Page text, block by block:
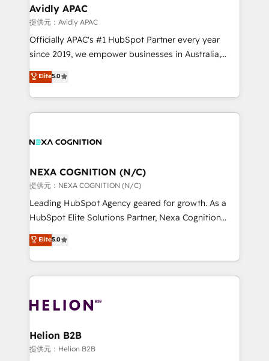
traffic, generates better leads and crushes your
revenue goals. We've worked with thousands of
HubSpot customers and we'd love to work with you
too! Clients come to us for: Advanced CRM solutions
HubSpot Data System Migrations between systems
to HubSpot New lead generation strategies Time-
Avidly APAC
提供元：Avidly APAC
Officially APAC's #1 HubSpot Partner every year
since 2019, we empower businesses in Australia,
New Zealand, and globally to realise their full
potential through enterprise HubSpot CRM
implementation. And we deliver best practice across
the whole HubSpot platform, covering marketing,
all businesses, from start-up to Enterprise, and have
the world. Our human approach to digital
transformation is designed for businesses who want
to grow. And we're passionate about APAC
businesses leading the world in technology, agility
record migrating businesses from CRM & Marketing
Platforms such as Salesforce, Dynamics, Pipedrive,
with attract and retain customers, manage their
business people and processes, and how they
Elite5.0
NEXA COGNITION (N/C)
提供元：NEXA COGNITION (N/C)
Leading HubSpot Agency geared for growth. As a
HubSpot Elite Solutions Partner, Nexa Cognition
ranks in the top 1% of global HubSpot Partners and
has been one of the longest-standing partners since
2012. We empower businesses to harness the full
potential of HubSpot by combining strategic
bespoke HubSpot solutions tailored to drive
Choose Nexa Cognition? 🚀 HubSpot Expertise: Our
certified team specialises in CRM implementation,
Elite5.0
Helion B2B
提供元：Helion B2B